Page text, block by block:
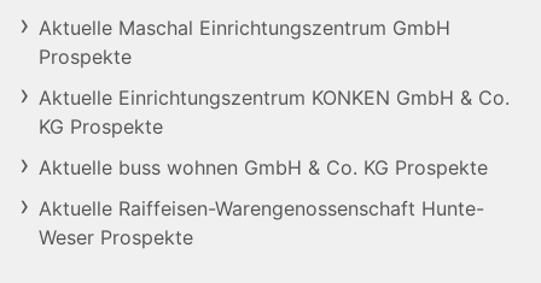
Aktuelle Maschal Einrichtungszentrum GmbH
Prospekte
Aktuelle Einrichtungszentrum KONKEN GmbH & Co.
KG Prospekte
Aktuelle buss wohnen GmbH & Co. KG Prospekte
Aktuelle Raiffeisen-Warengenossenschaft Hunte-
Weser Prospekte